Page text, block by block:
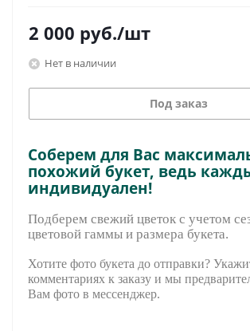
2 000 руб./шт
Нет в наличии
Под заказ
Соберем для Вас
похожий букет, ведь
индивидуален!
Подберем свежий цветок с учетом
цветовой гаммы и размера букета.
Хотите фото букета до отправки?
комментариях к заказу и мы
Вам фото в мессенджер.